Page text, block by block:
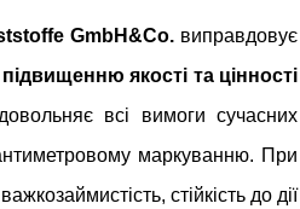
GmbH&Co. виправдовує
підвищенню якості та цінності
всі вимоги сучасних
маркуванню. При
стійкість до дії